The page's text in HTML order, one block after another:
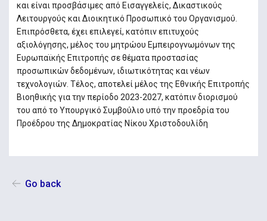
και είναι προσβάσιμες από Εισαγγελείς, Δικαστικούς
Λειτουργούς και Διοικητικό Προσωπικό του Οργανισμού.
Επιπρόσθετα, έχει επιλεγεί, κατόπιν επιτυχούς
αξιολόγησης, μέλος του μητρώου Εμπειρογνωμόνων της
Ευρωπαϊκής Επιτροπής σε θέματα προστασίας
προσωπικών δεδομένων, ιδιωτικότητας και νέων
τεχνολογιών. Τέλος, αποτελεί μέλος της Εθνικής Επιτροπής
Βιοηθικής για την περίοδο 2023-2027, κατόπιν διορισμού
του από το Υπουργικό Συμβούλιο υπό την προεδρία του
Προέδρου της Δημοκρατίας Νίκου Χριστοδουλίδη
Go back